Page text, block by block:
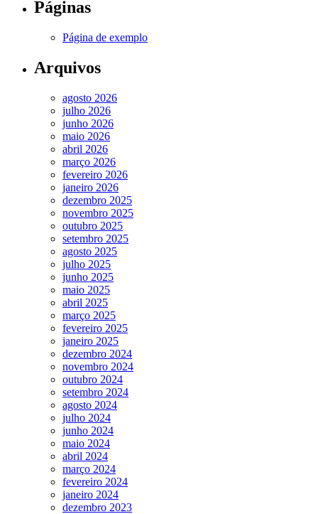
Páginas
Página de exemplo
Arquivos
agosto 2026
julho 2026
junho 2026
maio 2026
abril 2026
março 2026
fevereiro 2026
janeiro 2026
dezembro 2025
novembro 2025
outubro 2025
setembro 2025
agosto 2025
julho 2025
junho 2025
maio 2025
abril 2025
março 2025
fevereiro 2025
janeiro 2025
dezembro 2024
novembro 2024
outubro 2024
setembro 2024
agosto 2024
julho 2024
junho 2024
maio 2024
abril 2024
março 2024
fevereiro 2024
janeiro 2024
dezembro 2023